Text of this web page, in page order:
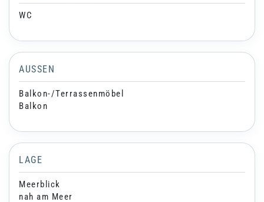
WC
AUSSEN
Balkon-/Terrassenmöbel
Balkon
LAGE
Meerblick
nah am Meer